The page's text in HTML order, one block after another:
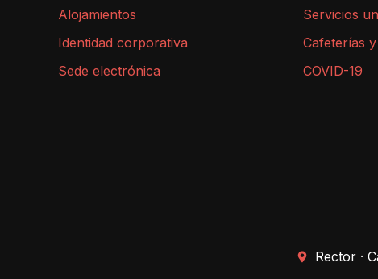
Alojamientos
Identidad corporativa
Sede electrónica
Servicios
Cafeterías
COVID-19
Rector ·